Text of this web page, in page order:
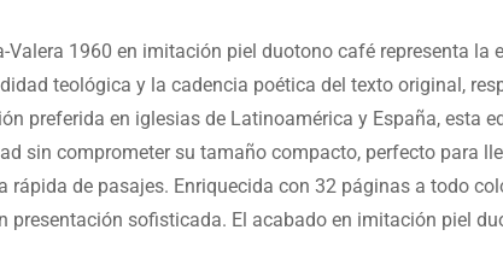
Valera 1960 en imitación piel duotono café representa
teológica y la cadencia poética del texto original,
preferida en iglesias de Latinoamérica y España,
sin comprometer su tamaño compacto, perfecto para
rápida de pasajes. Enriquecida con 32 páginas a todo
presentación sofisticada. El acabado en imitación piel